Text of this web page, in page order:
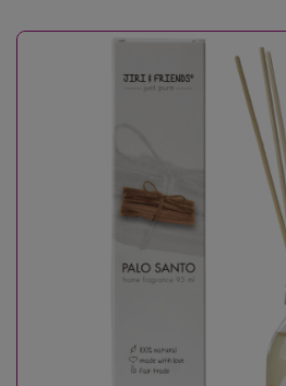
füstölést és a növények
segítségül az
Hol, mikor és miért
energetikai
Mivel tisztíthatjuk a
teret?!